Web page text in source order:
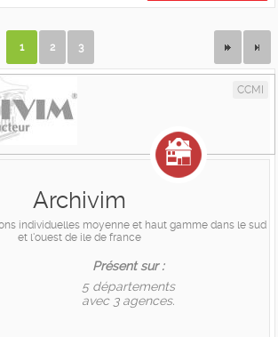
1 2 3
CCMI
Archivim
individuelles moyenne et haut gamme dans le sud
et l'ouest de ile de france
Présent sur :
5 départements
avec 3 agences.